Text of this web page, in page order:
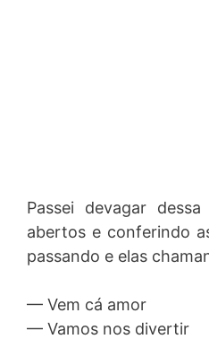
Passei devagar
abertos e conferindo
passando e elas
— Vem cá amor
— Vamos nos divertir